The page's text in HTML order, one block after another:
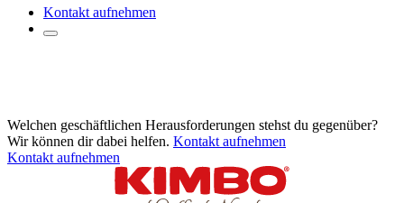
Kontakt aufnehmen
Welchen geschäftlichen Herausforderungen stehst du gegenüber?
Wir können dir dabei helfen. Kontakt aufnehmen
Kontakt aufnehmen